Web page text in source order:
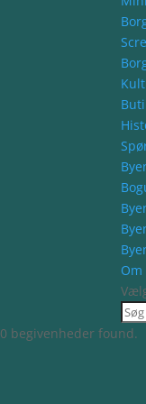
Om
0 begivenheder found.